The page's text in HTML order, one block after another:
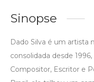
Sinopse
Dado Silva é um artista
consolidada desde
Compositor, Escritor e